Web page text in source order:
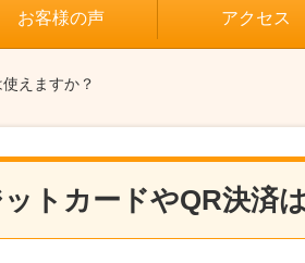
お客様の声 アクセス
えますか？
トカードやQR決済